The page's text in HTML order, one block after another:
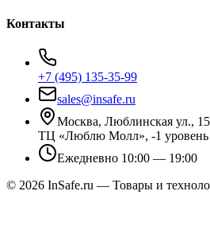
Контакты
+7 (495) 135-35-99
sales@insafe.ru
Москва, Люблинская ул.,
ТЦ «Люблю Молл», -1 уровень
Ежедневно 10:00 — 19:00
© 2026 InSafe.ru — Товары и